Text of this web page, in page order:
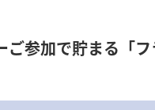
ご参加で貯まる「